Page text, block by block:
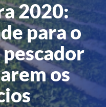
2020:
para o
os